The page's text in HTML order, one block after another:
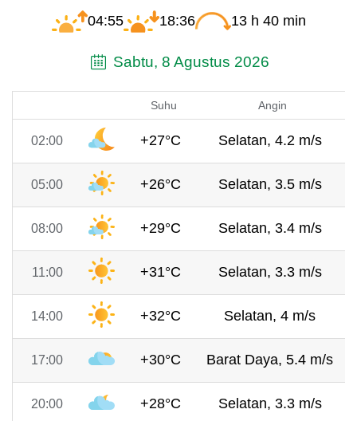
04:55 18:36 13 h 40 min
Sabtu, 8 Agustus 2026
Suhu Angin
02:00 +27°C Selatan, 4.2 m/s
05:00 +26°C Selatan, 3.5 m/s
08:00 +29°C Selatan, 3.4 m/s
11:00 +31°C Selatan, 3.3 m/s
14:00 +32°C Selatan, 4 m/s
17:00 +30°C Barat Daya, 5.4 m/s
20:00 +28°C Selatan, 3.3 m/s